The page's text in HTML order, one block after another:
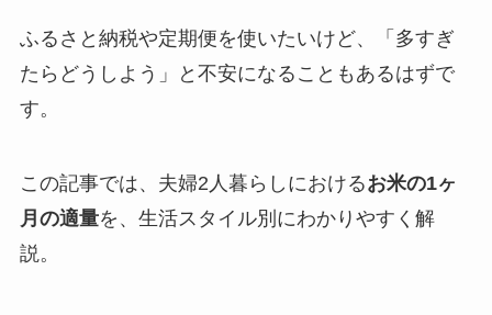
ふるさと納税や定期便を使いたいけど、「多すぎ
たらどうしよう」と不安になることもあるはずで
す。
この記事では、夫婦2人暮らしにおけるお米の1ヶ
月の適量を、生活スタイル別にわかりやすく解
説。